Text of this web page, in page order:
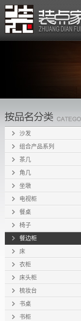
沙发
组合产品系列
茶几
角几
坐墩
电视柜
餐桌
椅子
餐边柜
床
衣柜
床头柜
梳妆台
书桌
书柜